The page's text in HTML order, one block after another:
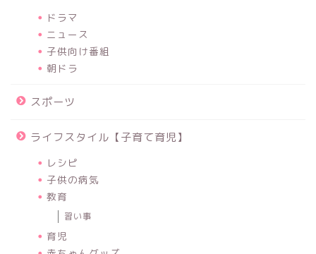
ドラマ
ニュース
子供向け番組
朝ドラ
スポーツ
ライフスタイル【子育て育児】
レシピ
子供の病気
教育
習い事
育児